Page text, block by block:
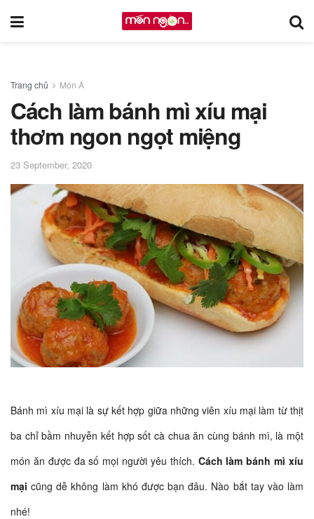
Trang chủ Món Á
Cách làm bánh mì xíu mại
thơm ngon ngọt miệng
23 September, 2020
Bánh mì xíu mại là sự kết hợp giữa những viên xíu mại làm từ thịt
ba chỉ bầm nhuyễn kết hợp sốt cà chua ăn cùng bánh mì, là một
món ăn được đa số mọi người yêu thích. Cách làm bánh mì xíu
mại cũng dễ không làm khó được bạn đâu. Nào bắt tay vào làm
nhé!